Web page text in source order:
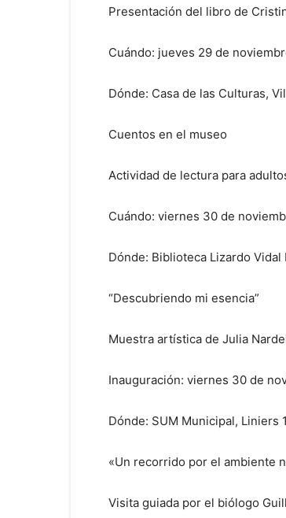
Presentación del libro de
Cuándo: jueves 29 de
Dónde: Casa de las Culturas,
Cuentos en el museo
Actividad de lectura para
Cuándo: viernes 30 de
Dónde: Biblioteca Lizardo
“Descubriendo mi esencia”
Muestra artística de Julia
Inauguración: viernes 30 de
Dónde: SUM Municipal, Liniers
«Un recorrido por el ambiente
Visita guiada por el biólogo